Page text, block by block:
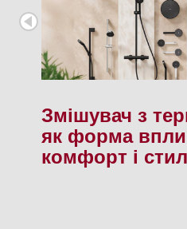
Змішувач з
як форма
комфорт і